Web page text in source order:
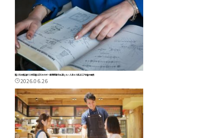
属人化の解消が人材定着とDXのカギ～業務標準化を通じた一人当たり売上12%増の事例
2026.06.26